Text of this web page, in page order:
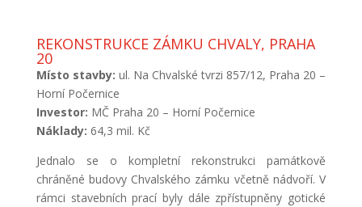
REKONSTRUKCE ZÁMKU CHVALY, PRAHA
20
Místo stavby: ul. Na Chvalské tvrzi 857/12, Praha 20 –
Horní Počernice
Investor: MČ Praha 20 – Horní Počernice
Náklady: 64,3 mil. Kč
Jednalo se o kompletní rekonstrukci památkově
chráněné budovy Chvalského zámku včetně nádvoří. V
rámci stavebních prací byly dále zpřístupněny gotické